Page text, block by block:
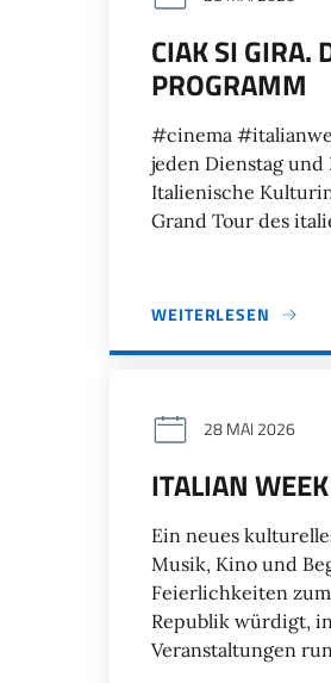
CIAK SI GIRA.
PROGRAMM
#cinema
jeden Dienstag und
Italienische
Grand Tour des
WEITERLESEN
28 MAI 2026
ITALIAN
Ein neues
Musik, Kino und
Feierlichkeiten
Republik würdigt,
Veranstaltungen